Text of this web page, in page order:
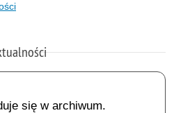
się w archiwum.